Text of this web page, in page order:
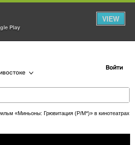
Play
VIEW
Войти
«Миньоны: Грювитация (Р/М*)» в кинотеатрах Владивостока. Купить билеты!